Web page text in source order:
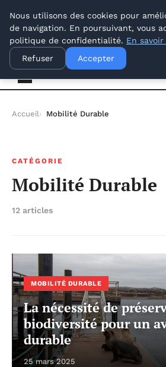
dimanche 9 août 2026
Offways.fr
Accueil Mobilité Durable
CATÉGORIE
Mobilité Durable
12 articles
MOBILITÉ DURABLE
La nécessité de
biodiversité pour un
durable
25 mars 2025
Nous utilisons des cookies pour
de navigation. En poursuivant, vous
politique de confidentialité. En
Refuser
Accepter